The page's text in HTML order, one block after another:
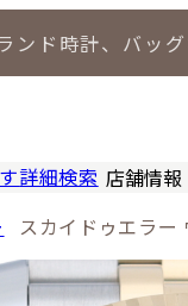
ド時計、バッ
詳細検索 店舗情報
スカイドゥエラー